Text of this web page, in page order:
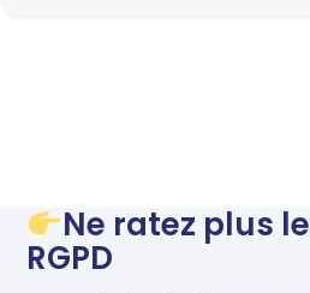
Ne ratez plus
RGPD